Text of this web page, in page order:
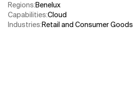
Regions:Benelux
Capabilities:Cloud
Industries:Retail and Consumer Goods